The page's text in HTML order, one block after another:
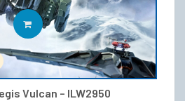
Vulcan – ILW2950
IN DEN WARENKORB